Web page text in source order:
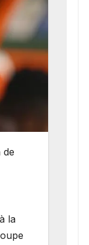
de
la